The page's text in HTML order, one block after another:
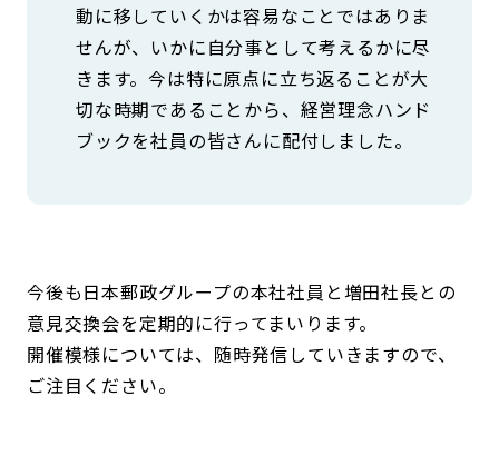
動に移していくかは容易なことではありま
せんが、いかに自分事として考えるかに尽
きます。今は特に原点に立ち返ることが大
切な時期であることから、経営理念ハンド
ブックを社員の皆さんに配付しました。
今後も日本郵政グループの本社社員と増田社長との
意見交換会を定期的に行ってまいります。
開催模様については、随時発信していきますので、
ご注目ください。